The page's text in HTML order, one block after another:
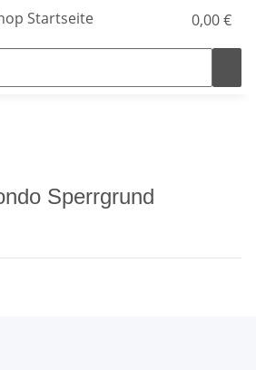
0,00 €
Sperrgrund